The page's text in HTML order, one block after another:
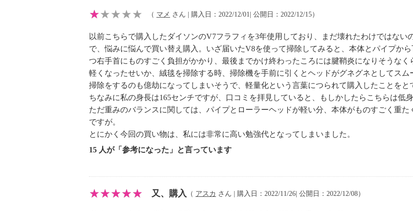
８，５．９に準拠した、クリアビンが空の時とゴミ満量の時
■最長約４０分の連続運転時間でしっかりお掃除：
安定したパワー供給により、最長約４０分間の連続運転時間
に。
※最長約４０分は、コンビネーションノズル、隙間ノズルを
通常モードで使用した場合（スリムフラフィクリーナーヘッ
ド、ミニモーターヘッド使用の場合は通常モードで約３０
分）
※強モードでは共通で連続使用時間約７分
■短いパイプで小回りが利く：
日本の住環境に合わせて、短く設計されたパイプを搭載。狭
高い密閉性と精密な製品設計により、約０．３ミクロンもの
（ マメ さん | 購入日：2022/12/01| 公開日：2022/12/15）
以前こちらで購入したダイソンのV7フラフィを3年使用しており、まだ壊れたわけではない
で、悩みに悩んで買い替え購入。いざ届いたV8を使って掃除してみると、本体とパイプか
つ右手首にものすごく負担がかかり、最後までかけ終わったころには腱鞘炎になりそうな
軽くなったせいか、絨毯を掃除する時、掃除機を手前に引くとヘッドがグネグネとしてス
掃除をするのも億劫になってしまいそうで、軽量化という言葉につられて購入したことをと
ちなみに私の身長は165センチですが、口コミを拝見していると、もしかしたらこちらは低
ただ重みのバランスに関しては、パイプとローラーヘッドが軽い分、本体がものすごく重
ですが。
とにかく今回の買い物は、私には非常に高い勉強代となってしまいました。
15 人が「参考になった」と言っています
又、購入 （ アスカ さん | 購入日：2022/11/26| 公開日：2022/12/08）